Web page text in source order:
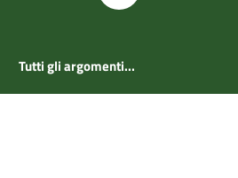
Tutti gli argomenti...